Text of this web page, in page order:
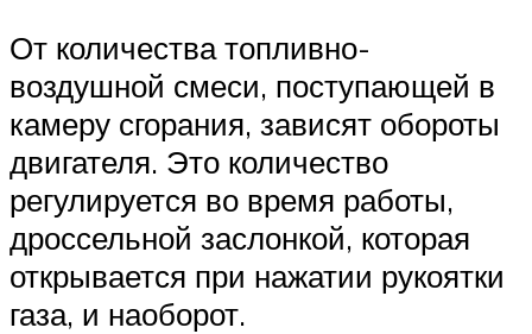
От количества топливно-
воздушной смеси, поступающей в
камеру сгорания, зависят обороты
двигателя. Это количество
регулируется во время работы,
дроссельной заслонкой, которая
открывается при нажатии рукоятки
газа, и наоборот.